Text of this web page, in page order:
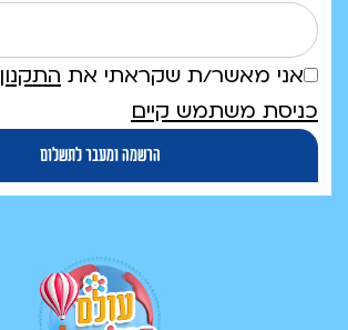
אני מאשר/ת שקראתי את התקנון
כניסת משתמש קיים
הרשמה ומעבר לתשלום